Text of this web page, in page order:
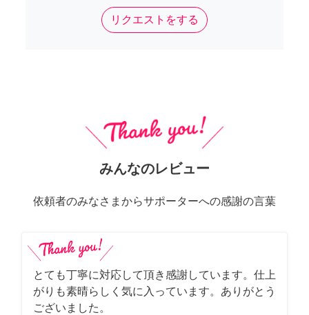
リクエストをする
みんなのレビュー
依頼者のみなさまからサポーターへの感謝の言葉
とても丁寧に対応して頂き感謝しています。仕上
がりも素晴らしく気に入っています。ありがとう
ございました。